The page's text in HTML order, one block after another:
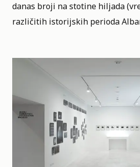
danas broji na stotine hiljada
različitih istorijskih perioda